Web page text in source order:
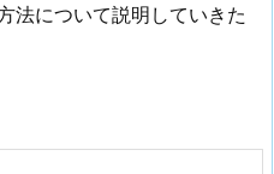
法について説明していきた